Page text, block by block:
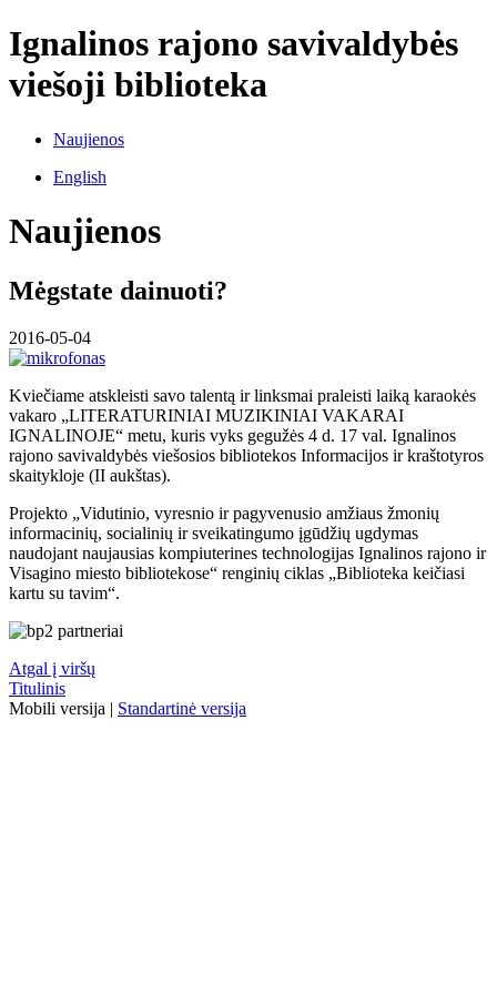
Ignalinos rajono savivaldybės
viešoji biblioteka
Naujienos
English
Naujienos
Mėgstate dainuoti?
2016-05-04
Kviečiame atskleisti savo talentą ir linksmai praleisti laiką karaokės
vakaro „LITERATURINIAI MUZIKINIAI VAKARAI
IGNALINOJE“ metu, kuris vyks gegužės 4 d. 17 val. Ignalinos
rajono savivaldybės viešosios bibliotekos Informacijos ir kraštotyros
skaitykloje (II aukštas).
Projekto „Vidutinio, vyresnio ir pagyvenusio amžiaus žmonių
informacinių, socialinių ir sveikatingumo įgūdžių ugdymas
naudojant naujausias kompiuterines technologijas Ignalinos rajono ir
Visagino miesto bibliotekose“ renginių ciklas „Biblioteka keičiasi
kartu su tavim“.
Atgal į viršų
Titulinis
Mobili versija | Standartinė versija